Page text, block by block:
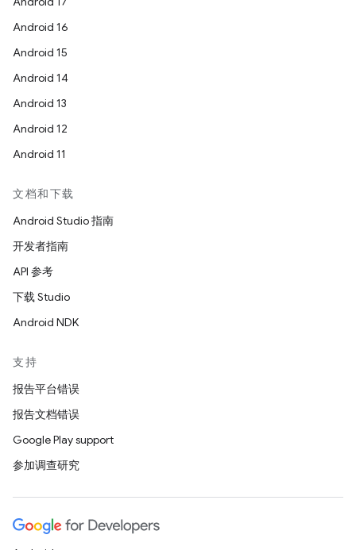
Android 16
Android 15
Android 14
Android 13
Android 12
Android 11
文档和下载
Android Studio 指南
开发者指南
API 参考
下载 Studio
Android NDK
支持
报告平台错误
报告文档错误
Google Play support
参加调查研究